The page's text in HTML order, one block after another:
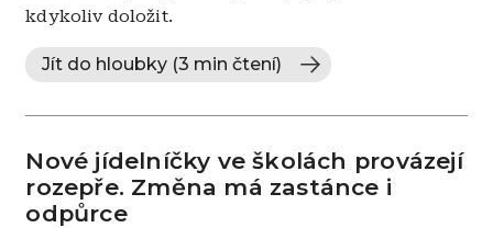
kdykoliv doložit.
Jít do hloubky (3 min čtení)
Nové jídelníčky ve školách provázejí
rozepře. Změna má zastánce i
odpůrce